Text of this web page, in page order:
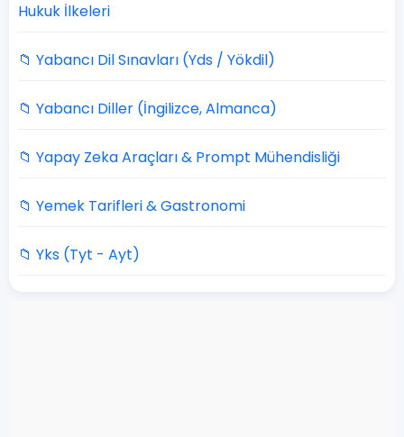
Hukuk İlkeleri
📁 Yabancı Dil Sınavları (Yds / Yökdil)
📁 Yabancı Diller (İngilizce, Almanca)
📁 Yapay Zeka Araçları & Prompt Mühendisliği
📁 Yemek Tarifleri & Gastronomi
📁 Yks (Tyt - Ayt)